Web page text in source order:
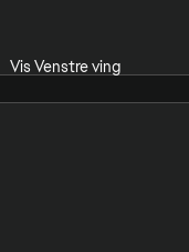
Vis Venstre ving